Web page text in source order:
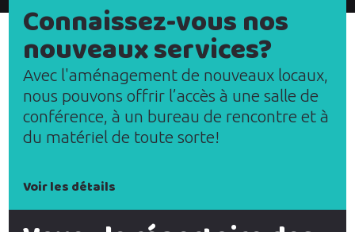
Connaissez-vous nos
nouveaux services?
Avec l'aménagement de nouveaux locaux,
nous pouvons offrir l’accès à une salle de
conférence, à un bureau de rencontre et à
du matériel de toute sorte!
Voir les détails